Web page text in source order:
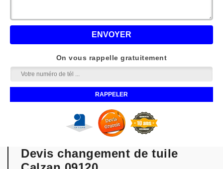
On vous rappelle gratuitement
Devis changement de tuile